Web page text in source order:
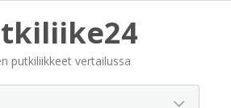
putkiliikkeet vertailussa